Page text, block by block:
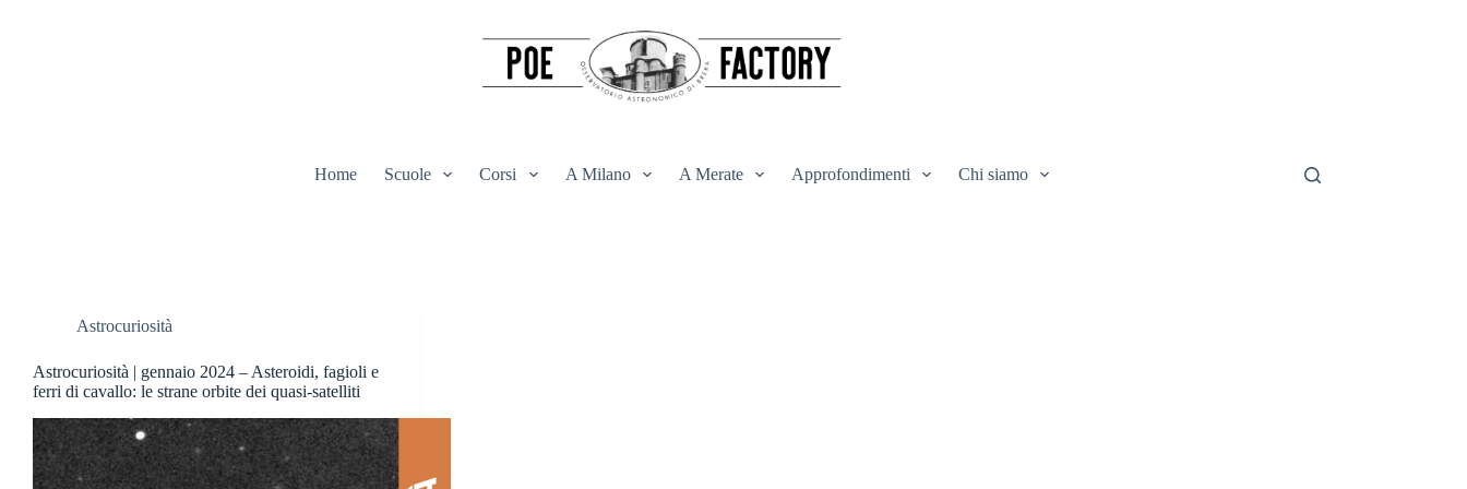
Home Scuole Corsi A Milano A Merate Approfondimenti Chi siamo
Astrocuriosità
Astrocuriosità | gennaio 2024 – Asteroidi, fagioli e
ferri di cavallo: le strane orbite dei quasi-satelliti